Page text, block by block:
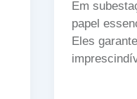
Em
papel
Eles